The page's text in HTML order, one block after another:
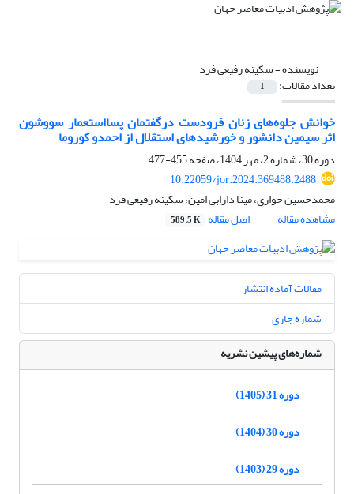
نویسنده =سکینه رفیعی فرد
تعداد مقالات: 1
خوانش جلوه‌های زنان فرودست درگفتمان پسااستعمار سووشون
اثر سیمین دانشور و خورشیدهای استقلال از احمدو کوروما
دوره 30، شماره 2، مهر 1404، صفحه
455-477
10.22059/jor.2024.369488.2488
محمدحسین جواری، مینا دارابی امین، سکینه رفیعی فرد
مشاهده مقاله
اصل مقاله 589.5 K
مقالات آماده انتشار
شماره جاری
شماره‌های پیشین نشریه
دوره 31 (1405)
دوره 30 (1404)
دوره 29 (1403)